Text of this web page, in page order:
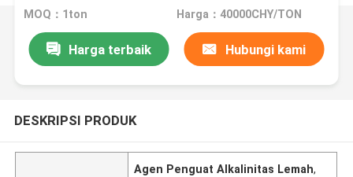
MOQ：1ton Harga：40000CHY/TON
Harga terbaik Hubungi kami
DESKRIPSI PRODUK
Agen Penguat Alkalinitas Lemah,